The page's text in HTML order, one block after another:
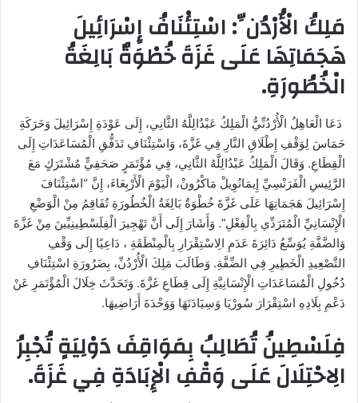
مَلِكُ الْأُرْدُنِّ: اسْتِئْنَافُ إِسْرَائِيلَ
هَجَمَاتِهَا عَلَى غَزَةَ خُطْوَةٌ بَالِغَةُ
الْخُطُورَةِ.
دَعَا الْعَاهِلُ الْأُرْدُنِّيُّ الْمَلِكُ عَبْدٌالِلَّهُ الثَّانِي، إِلَى عَوْدَةِ إِسْرَائِيلَ وَحَرَكَةِ
حَمَاسَ لِوَقْفِ إِطْلَاقِ النَّارِ فِي غَزَّةَ، وَاسْتِئْنَافِ تَدَفُّقِ الْمُسَاعَدَاتِ إِلَى
الْقِطَاعِ. وَقَالَ الْمَلِكُ عَبْدُالِلَّهُ الثَّانِي، فِي مُؤْتَمَرٍ صَحَفِيٍّ مُشْتَرَكٍ مَعَ
الرَّئِيسِ الْفَرَنْسِيِّ إِيمَانُوِيلْ مَاكْرُونْ، الْيَوْمَ الْأَرْبِعَاءَ، إِنَّ “اسْتِئْنَافَ
إِسْرَائِيلَ هَجَمَاتِهَا عَلَى غَزَّةَ خُطْوَةٌ بَالِغَةُ الْخُطُورَةِ تُفَاقِمُ مِنْ الْوَضْعِ
الْإِنْسَانِيِّ الْمُتَرَدِّي بِالْفِعْلِ”. وَأَشَارَ إِلَى أَنَّ تَهْجِيرَ الْفِلَسْطِينِيِّينَ مِنْ غَزَّةَ
وَالضَّفَّةِ يُوَسِّعُ دَائِرَةَ عَدَمِ الِاسْتِقْرَارِ بِالْمِنْطَقَةِ ، دَاعِيًا إِلَى وَقْفِ
التَّصْعِيدِ الْخَطِيرِ فِي الضِّفَّةِ. وَطَالَبَ مَلِكَ الْأُرْدُنِّ، بِضَرُورَةِ اسْتِئْنَافِ
دُخُولِ الْمُسَاعَدَاتِ الْإِنْسَانِيَّةِ إِلَى قِطَاعِ غَزَّةَ. وَتَحَدَّثَ خِلَالَ الْمُؤْتَمَرِ عَنْ
دَعْمِ بِلَادِهِ اسْتِقْرَارَ سُورْيَا وَسِيَادَتَهَا وَوَحْدَةَ أَرَاضِيهَا.
فِلَسْطِينُ تُطَالِبُ بِمَوَاقِفَ دَوْلِيَةٍ تُجْبِرُ
الِاحْتِلَالَ عَلَى وَقْفِ الْإِبَادَةِ فِي غَزَةَ.